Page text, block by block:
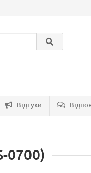
Відгуки
0700)